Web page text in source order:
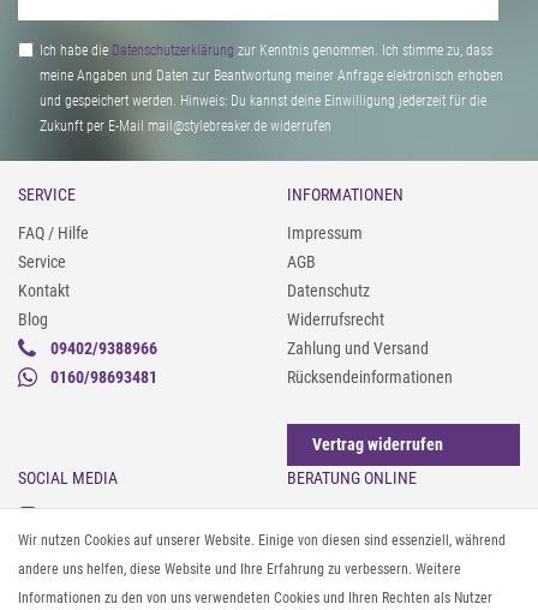
Ich habe die Daten­schutz­erklärung zur Kenntnis genommen. Ich stimme zu, dass
meine Angaben und Daten zur Beantwortung meiner Anfrage elektronisch erhoben
und gespeichert werden. Hinweis: Du kannst deine Einwilligung jederzeit für die
Zukunft per E-Mail mail@stylebreaker.de widerrufen
SERVICE
FAQ / Hilfe
Service
Kontakt
Blog
09402/9388966
0160/98693481
INFORMATIONEN
Impressum
AGB
Datenschutz
Widerrufsrecht
Zahlung und Versand
Rücksendeinformationen
Vertrag widerrufen
SOCIAL MEDIA
Instagram
Facebook
Pinterest
Twitter
BERATUNG ONLINE
Gürtel messen & kürzen
Sonnenbrillen & UV-Schutz
Textilpflege
Textil- und Material-Guide
Wir nutzen Cookies auf unserer Website. Einige von diesen sind essenziell, während
andere uns helfen, diese Website und Ihre Erfahrung zu verbessern. Weitere
Informationen zu den von uns verwendeten Cookies und Ihren Rechten als Nutzer